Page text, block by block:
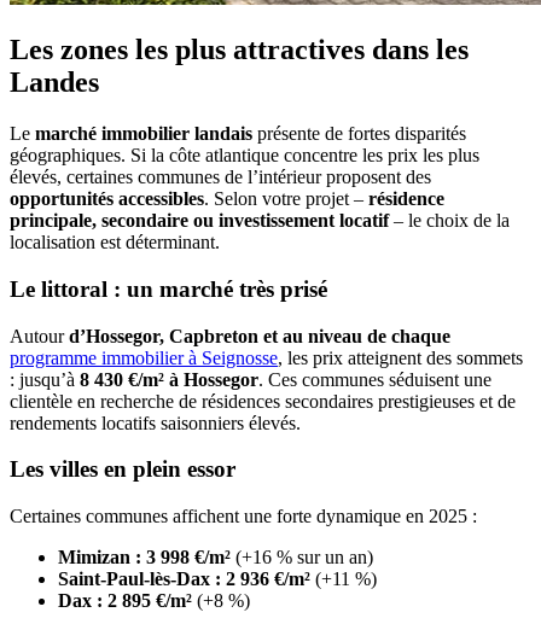
Les zones les plus attractives dans les
Landes
Le marché immobilier landais présente de fortes disparités
géographiques. Si la côte atlantique concentre les prix les plus
élevés, certaines communes de l’intérieur proposent des
opportunités accessibles. Selon votre projet – résidence
principale, secondaire ou investissement locatif– le choix de la
localisation est déterminant.
Le littoral : un marché très prisé
Autourd’Hossegor, Capbreton et au niveau de chaque
programme immobilier à Seignosse, les prix atteignent des sommets
: jusqu’à 8 430 €/m² à Hossegor. Ces communes séduisent une
clientèle en recherche de résidences secondaires prestigieuses et de
rendements locatifs saisonniers élevés.
Les villes en plein essor
Certaines communes affichent une forte dynamique en 2025 :
Mimizan : 3 998 €/m² (+16 % sur un an)
Saint-Paul-lès-Dax : 2 936 €/m² (+11 %)
Dax : 2 895 €/m² (+8 %)